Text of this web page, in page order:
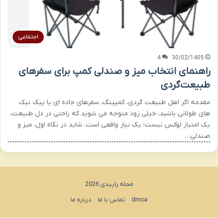
اجتماعی
30/02/1405
4
راهنمای انتخاب میز و صندلی کمپ برای سفرهای
طبیعت‌گردی
مقدمه اگر اهل طبیعت گردی، کمپینگ، سفرهای جاده ای یا پیک نیک
های طولانی باشید، خیلی زود متوجه می شوید که راحتی در دل طبیعت،
یک امتیاز لوکس نیست؛ یک نیاز واقعی است. شاید در نگاه اول، میز و
صندلی…
مجله راپیدی 2026
dmca
تماس با ما درباره ما